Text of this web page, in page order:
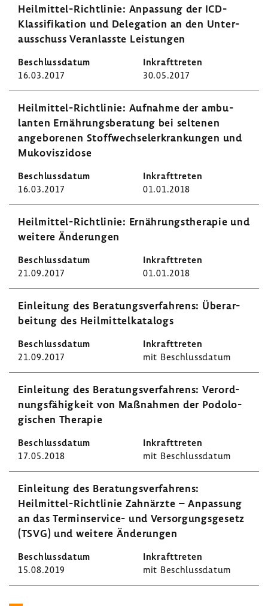
Heilmittel-​Richtlinie: Anpas­sung der ICD-​
Klassifikation und Dele­ga­tion an den Unter­
aus­schuss Veran­lasste Leis­tungen
16.03.2017 30.05.2017
Heilmittel-​Richtlinie: Aufnahme der ambu­
lanten Ernäh­rungs­be­ra­tung bei seltenen
ange­bo­renen Stoff­wech­sel­er­kran­kungen und
Muko­vis­zi­dose
16.03.2017 01.01.2018
Heilmittel-​Richtlinie: Ernäh­rungs­the­rapie und
weitere Ände­rungen
21.09.2017 01.01.2018
Einlei­tung des Bera­tungs­ver­fah­rens: Über­ar­
bei­tung des Heil­mit­tel­ka­ta­logs
21.09.2017 mit Beschluss­datum
Einlei­tung des Bera­tungs­ver­fah­rens: Verord­
nungs­fä­hig­keit von Maßnahmen der Podo­lo­
gi­schen Therapie
17.05.2018 mit Beschluss­datum
Einlei­tung des Bera­tungs­ver­fah­rens:
Heilmittel-​Richtlinie Zahn­ärzte – Anpas­sung
an das Terminservice-​ und Versor­gungs­ge­setz
(TSVG) und weitere Ände­rungen
15.08.2019 mit Beschluss­datum